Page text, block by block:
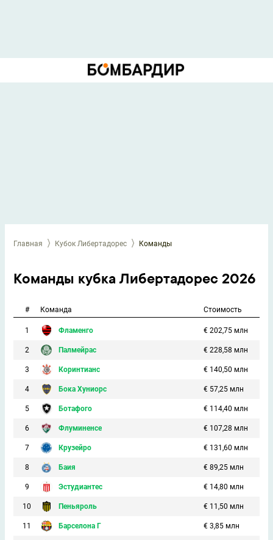
Главная Кубок Либертадорес Команды
Команды кубка Либертадорес 2026
# Команда Стоимость
1 Фламенго € 202,75 млн
2 Палмейрас € 228,58 млн
3 Коринтианс € 140,50 млн
4 Бока Хуниорс € 57,25 млн
5 Ботафого € 114,40 млн
6 Флуминенсе € 107,28 млн
7 Крузейро € 131,60 млн
8 Баия € 89,25 млн
9 Эстудиантес € 14,80 млн
10 Пеньяроль € 11,50 млн
11 Барселона Г € 3,85 млн